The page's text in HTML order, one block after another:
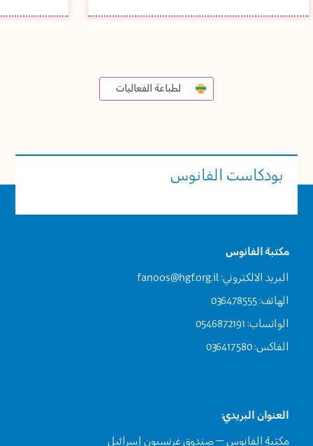
لطباعة الفعاليات
بودكاست الفانوس
مكتبة الفانوس
البريد الالكتروني:fanoos@hgf.org.il
الهاتف: 036478555
الواتساب: 0546872191
الفاكس: 036417580
العنوان البريدي:
مكتبة الفانوس – صندوق غرنسبون إسرائيل